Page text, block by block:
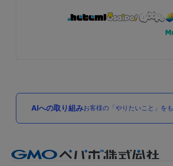
AIへの取り組みお客様の「やりたいこと」を